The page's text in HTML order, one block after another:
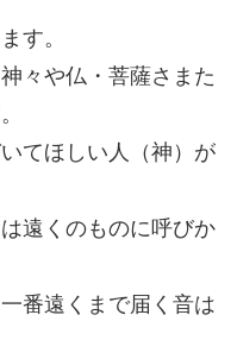
す。
々や仏・菩薩さまた
。
てほしい人（神）が
遠くのものに呼びか
番遠くまで届く音は